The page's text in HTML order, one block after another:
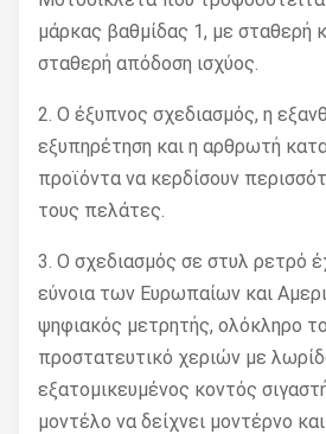
μάρκας βαθμίδας 1, με σταθερή
σταθερή απόδοση ισχύος.
2. Ο έξυπνος σχεδιασμός, η
εξυπηρέτηση και η αρθρωτή
προϊόντα να κερδίσουν
τους πελάτες.
3. Ο σχεδιασμός σε στυλ ρετρό
εύνοια των Ευρωπαίων και
ψηφιακός μετρητής, ολόκληρο
προστατευτικό χεριών με
εξατομικευμένος κοντός
μοντέλο να δείχνει μοντέρνο